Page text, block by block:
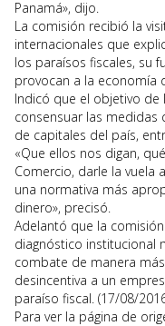
Panamá», dijo.
La comisión recibió la
internacionales que
los paraísos fiscales, su
provocan a la economía
Indicó que el objetivo
consensuar las medidas
de capitales del país,
«Que ellos nos digan,
Comercio, darle la vuela
una normativa más
dinero», precisó.
Adelantó que la
diagnóstico institucional
combate de manera
desincentiva a un
paraíso fiscal. (17/08/
Para ver la página de